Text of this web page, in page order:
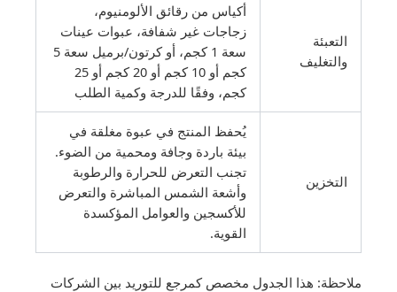
التعبئة
والتغليف
أكياس من رقائق الألومنيوم،
زجاجات غير شفافة، عبوات عينات
سعة 1 كجم، أو كرتون/برميل سعة 5
كجم أو 10 كجم أو 20 كجم أو 25
كجم، وفقًا للدرجة وكمية الطلب
التخزين
يُحفظ المنتج في عبوة مغلقة في
بيئة باردة وجافة ومحمية من الضوء.
تجنب التعرض للحرارة والرطوبة
وأشعة الشمس المباشرة والتعرض
للأكسجين والعوامل المؤكسدة
القوية.
ملاحظة: هذا الجدول مخصص كمرجع للتوريد بين الشركات